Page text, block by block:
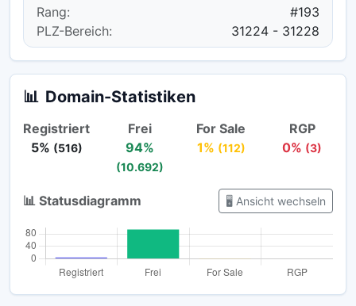
Rang:
#193
PLZ-Bereich:
31224 - 31228
📊 Domain-Statistiken
Registriert
5% (516)
Frei
94%
(10.692)
For Sale
1% (112)
RGP
0% (3)
📊 Statusdiagramm 🖥️ Ansicht wechseln